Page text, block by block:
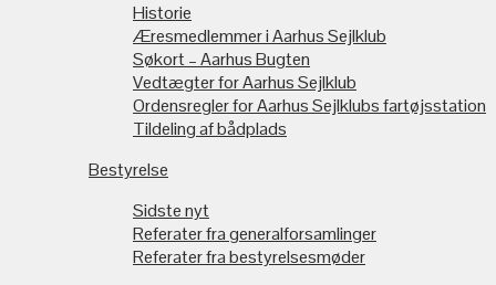
Historie
Æresmedlemmer i Aarhus Sejlklub
Søkort – Aarhus Bugten
Vedtægter for Aarhus Sejlklub
Ordensregler for Aarhus Sejlklubs fartøjsstation
Tildeling af bådplads
Bestyrelse
Sidste nyt
Referater fra generalforsamlinger
Referater fra bestyrelsesmøder